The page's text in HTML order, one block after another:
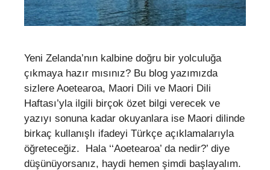
Yeni Zelanda’nın kalbine doğru bir yolculuğa
çıkmaya hazır mısınız? Bu blog yazımızda
sizlere Aoetearoa, Maori Dili ve Maori Dili
Haftası’yla ilgili birçok özet bilgi verecek ve
yazıyı sonuna kadar okuyanlara ise Maori dilinde
birkaç kullanışlı ifadeyi Türkçe açıklamalarıyla
öğreteceğiz. Hala ‘‘Aoetearoa’ da nedir?’ diye
düşünüyorsanız, haydi hemen şimdi başlayalım.